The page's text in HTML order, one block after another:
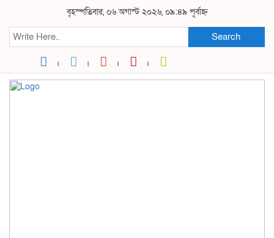
বৃহস্পতিবার, ০৬ অগাস্ট ২০২৬, ০৯:৪৯ পূর্বাহ্ন
Search